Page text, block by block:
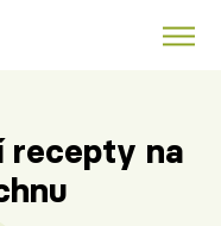
recepty na